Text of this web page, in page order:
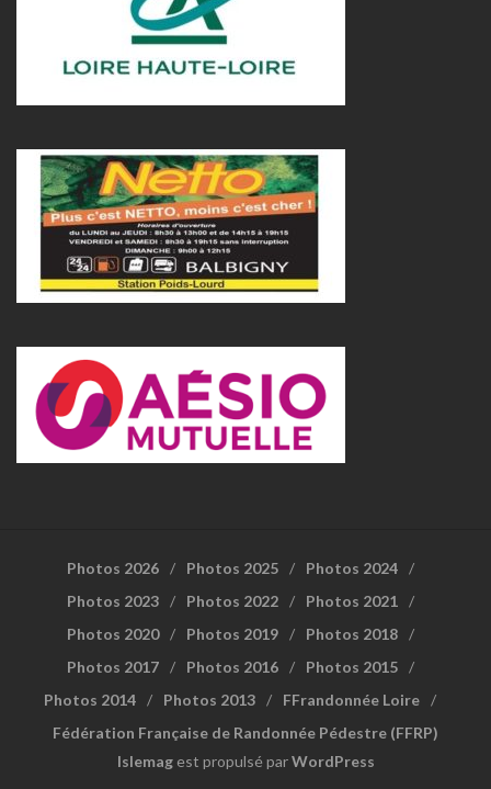
Photos 2026 Photos 2025
Photos 2024
Photos 2023
Photos 2022
Photos 2021
Photos 2020
Photos 2019
Photos 2018
Photos 2017
Photos 2016
Photos 2015
Photos 2014
Photos 2013
FFrandonnée Loire
Fédération Française de Randonnée Pédestre (FFRP)
Islemagest propulsé parWordPress